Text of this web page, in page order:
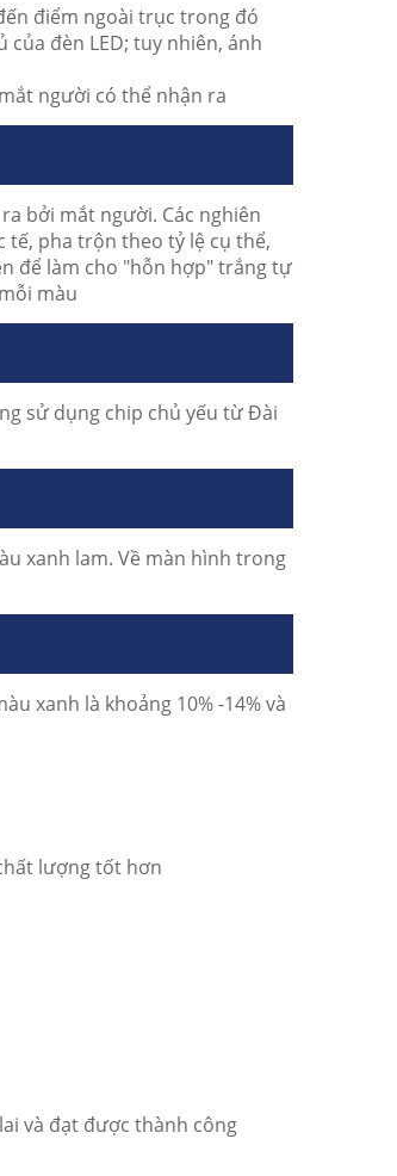
điểm ngoài trục trong đó
của đèn LED; tuy nhiên, ánh
người có thể nhận ra
bởi mắt người. Các nghiên
tế, pha trộn theo tỷ lệ cụ thể,
để làm cho "hỗn hợp" trắng tự
màu
sử dụng chip chủ yếu từ Đài
xanh lam. Về màn hình trong
xanh là khoảng 10% -14% và
lượng tốt hơn
và đạt được thành công